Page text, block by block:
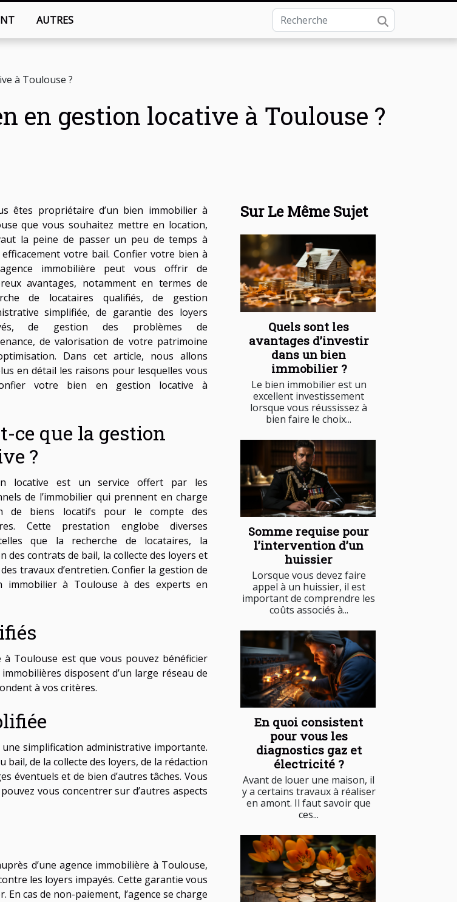
AUTRES
à Toulouse ?
en gestion locative à Toulouse ?
êtes propriétaire d’un bien immobilier à
que vous souhaitez mettre en location,
la peine de passer un peu de temps à
votre bail. Confier votre bien à
immobilière peut vous offrir de
avantages, notamment en termes de
de locataires qualifiés, de gestion
simplifiée, de garantie des loyers
de gestion des problèmes de
de valorisation de votre patrimoine
Dans cet article, nous allons
en détail les raisons pour lesquelles vous
votre bien en gestion locative à
ce que la gestion
?
locative est un service offert par les
de l’immobilier qui prennent en charge
de biens locatifs pour le compte des
Cette prestation englobe diverses
que la recherche de locataires, la
des contrats de bail, la collecte des loyers et
travaux d’entretien. Confier la gestion de
immobilier à Toulouse à des experts en
Toulouse est que vous pouvez bénéficier
disposent d’un large réseau de
à vos critères.
simplification administrative importante.
bail, de la collecte des loyers, de la rédaction
éventuels et de bien d’autres tâches. Vous
vous concentrer sur d’autres aspects
d’une agence immobilière à Toulouse,
les loyers impayés. Cette garantie vous
cas de non-paiement, l’agence se charge
Sur Le Même Sujet
Quels sont les
avantages d’investir
dans un bien
immobilier ?
Le bien immobilier est un
excellent investissement
lorsque vous réussissez à
bien faire le choix...
Somme requise pour
l’intervention d’un
huissier
Lorsque vous devez faire
appel à un huissier, il est
important de comprendre les
coûts associés à...
En quoi consistent
pour vous les
diagnostics gaz et
électricité ?
Avant de louer une maison, il
y a certains travaux à réaliser
en amont. Il faut savoir que
ces...